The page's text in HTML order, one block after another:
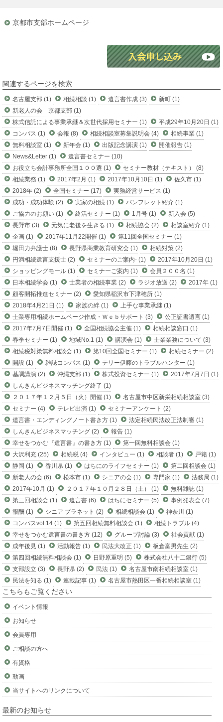
京都市支部ホームページ
関連するページを検索
名古屋支部 (1) 相続相談 (1) 遺言書作成 (3)
新町 (1)
新老人の会 京都支部 (1)
株式信託による事業承継＆次世代採用セミナー (1)
平成29年10月20日 (1)
コンパス (1)
会報 (8) 相続相談室募集説明会 (4)
相続事業 (1)
無料相談室 (1)
新年会 (1) 出版記念講演 (1)
開催報告 (1)
News&Letter (1)
遺言書セミナー (10)
お役立ち会計事務所全国１００選 (1)
セミナー教材（テキスト） (8)
相続業務 (1)
2017年2月 (1) 2017年10月10日 (1)
佐久市 (1)
2018年 (2)
全国セミナー (17)
実務経営サービス (1)
成功・成功体験 (2)
実家の相続 (1)
パンフレット紹介 (1)
ご協力のお願い (1)
終活セミナー (1) 1月号 (1)
新入会 (5)
長野市 (3)
元気に老後を生きる (1) 相続協会 (2)
相談室紹介 (1)
企画 (1)
2017年11月22開催 (1)
第11回全国セミナー (1)
堀田力弁護士 (8)
長野県商業教育研究会 (1)
相続対策 (2)
円満相続遺言支援士 (2)
セミナーのご案内- (1)
2017年10月20日 (1)
ショッピングモール (1)
セミナーご案内 (1)
会員２００名 (1)
日本相続学会 (1)
士業者の相続事業 (2) ラジオ放送 (2)
2017年 (1)
顧客開拓推進セミナー (2)
愛知県稲沢市下津穂所 (1)
2018年4月21日 (1)
家族の絆 (1)
上手な事業承継 (1)
士業専用相続ホームページ作成・Ｗｅｂサポート (3)
公正証書遺言 (1)
2017年7月7日開催 (1)
全国相続協会主催 (1)
相続相談窓口 (1)
春季セミナー (1)
地域No.1 (1) 講演会 (1)
士業業務について (3)
相続税対策無料相談会 (1)
第10回全国セミナー (1)
相続セミナー (2)
開設 (1)
雑誌コンパス (1)
テリー伊藤のトラブルハンター (1)
基調講演 (2)
沖縄支部 (1) 株式投資セミナー (1)
2017年7月7日 (1)
しんきんビジネスマッチング終了 (1)
２０１７年１２月５日（火）開催 (1)
名古屋市中区新栄相続相談室 (3)
セミナー (4)
テレビ出演 (1)
セミナーアンケート (2)
遺言書・エンディングノート書き方 (1)
法定相続民法改正法制審 (1)
しんきんビジネスマッチング (2)
報告 (1)
幸せをつかむ『遺言書』の書き方 (1)
第一回無料相談会 (1)
大沢利充 (25)
相続税 (4) インタビュー (1) 相談者 (1)
戸籍 (1)
静岡 (1)
香川県 (1) はちにのライフセミナー (1)
第二回相談会 (1)
新老人の会 (6)
松本市 (1) シニアの会 (1) 専門家 (1)
法務局 (1)
2017年10月 (1)
２０１７年１０月２８日（土） (1)
無料雑誌 (1)
第三回相談会 (1)
遺言書 (6) はちにセミナー (5)
事例発表会 (7)
報酬 (1)
シニア プラネット (2) 相続相談会 (1)
神奈川 (1)
コンパスvol.14 (1)
第五回相続無料相談会 (1)
相続トラブル (4)
幸せをつかむ遺言書の書き方 (12)
グループ討論 (3)
社会貢献 (1)
成年後見 (1)
活動報告 (1) 民法大改正 (1)
板倉富男先生 (2)
第四回相続無料相談会 (1)
日野原重明 (5)
株式会社八十二銀行 (5)
支部設立 (3)
長野県 (2) 民法 (1)
名古屋市南相続相談室 (1)
民法を知る (1)
連載記事 (1) 名古屋市熱田区一番相続相談室 (1)
こちらもご覧ください
イベント情報
お知らせ
会員専用
ご相談の方へ
有資格
動画
当サイトへのリンクについて
最新のお知らせ